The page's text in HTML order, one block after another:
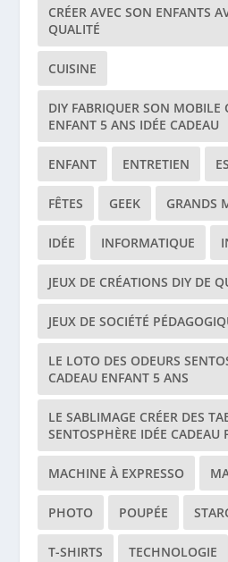
CRÉER AVEC SON ENFANTS
QUALITÉ
CUISINE
DIY FABRIQUER SON MOBILE
ENFANT 5 ANS IDÉE CADEAU
ENFANT ENTRETIEN
FÊTES GEEK GRANDS
IDÉE INFORMATIQUE
JEUX DE CRÉATIONS DIY DE
JEUX DE SOCIÉTÉ
LE LOTO DES ODEURS
CADEAU ENFANT 5 ANS
LE SABLIMAGE CRÉER DES
SENTOSPHÈRE IDÉE CADEAU
MACHINE À EXPRESSO
PHOTO POUPÉE
T-SHIRTS TECHNOLOGIE